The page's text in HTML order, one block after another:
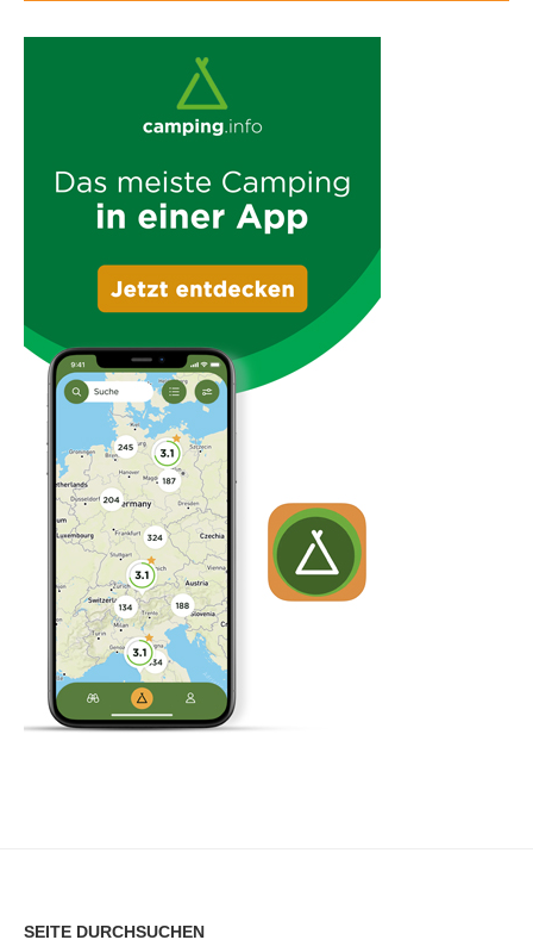
SEITE DURCHSUCHEN